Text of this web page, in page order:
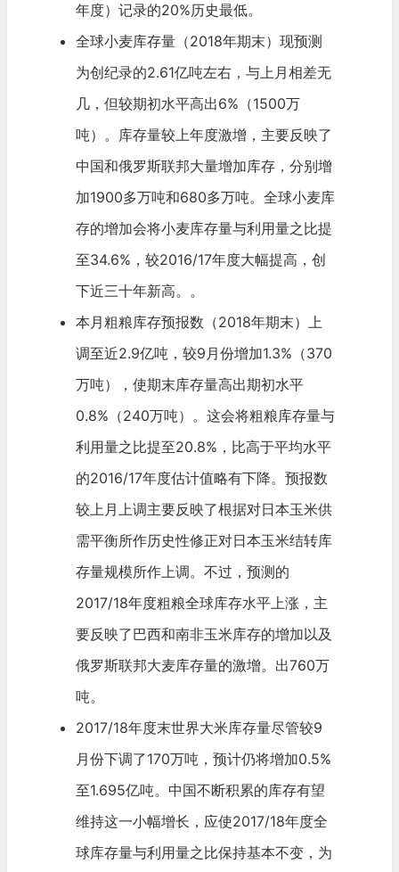
年度）记录的20%历史最低。
全球小麦库存量（2018年期末）现预测
为创纪录的2.61亿吨左右，与上月相差无
几，但较期初水平高出6%（1500万
吨）。库存量较上年度激增，主要反映了
中国和俄罗斯联邦大量增加库存，分别增
加1900多万吨和680多万吨。全球小麦库
存的增加会将小麦库存量与利用量之比提
至34.6%，较2016/17年度大幅提高，创
下近三十年新高。。
本月粗粮库存预报数（2018年期末）上
调至近2.9亿吨，较9月份增加1.3%（370
万吨），使期末库存量高出期初水平
0.8%（240万吨）。这会将粗粮库存量与
利用量之比提至20.8%，比高于平均水平
的2016/17年度估计值略有下降。预报数
较上月上调主要反映了根据对日本玉米供
需平衡所作历史性修正对日本玉米结转库
存量规模所作上调。不过，预测的
2017/18年度粗粮全球库存水平上涨，主
要反映了巴西和南非玉米库存的增加以及
俄罗斯联邦大麦库存量的激增。出760万
吨。
2017/18年度末世界大米库存量尽管较9
月份下调了170万吨，预计仍将增加0.5%
至1.695亿吨。中国不断积累的库存有望
维持这一小幅增长，应使2017/18年度全
球库存量与利用量之比保持基本不变，为